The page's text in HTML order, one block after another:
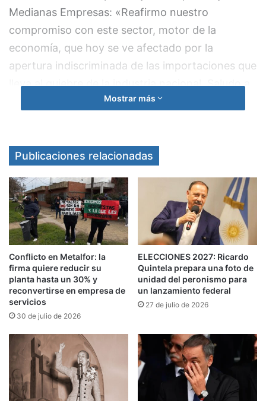
Medianas Empresas: «Reafirmo nuestro
compromiso con este sector, motor de la
economía, que hoy se ve afectado por la
apertura indiscriminada de las importaciones que
lleva al quiebre de la industria nacional. Saludo a
las emprendedoras y los emprendedores que,
comunidad y generan fuentes de empleo».
Gray en defensa de las universidades públicas
Fernando Gray acompañó la masiva marcha de
antorchas en defensa de las universidades
públicas y por la aprobación de la Ley de
Financiamiento Universitario. «La política de
ajuste del gobierno de Milei al presupuesto
educativo, a los salarios docentes y a las becas
oportunidades de las y los estudiantes», alertó.
FUENTE GLP
Mostrar más
Publicaciones relacionadas
Conflicto en Metalfor: la
firma quiere reducir su
planta hasta un 30% y
reconvertirse en empresa de
servicios
30 de julio de 2026
ELECCIONES 2027: Ricardo
Quintela prepara una foto de
unidad del peronismo para
un lanzamiento federal
27 de julio de 2026